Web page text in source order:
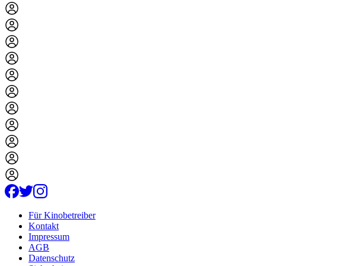
Für Kinobetreiber
Kontakt
Impressum
AGB
Datenschutz